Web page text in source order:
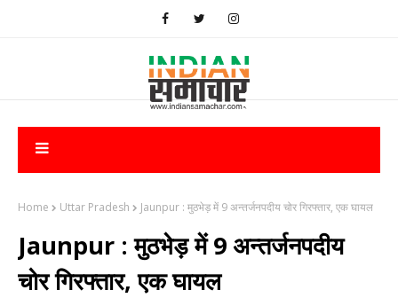
Home Uttar Pradesh Jaunpur : मुठभेड़ में 9 अन्तर्जनपदीय चोर गिरफ्तार, एक घायल
Jaunpur : मुठभेड़ में 9 अन्तर्जनपदीय
चोर गिरफ्तार, एक घायल